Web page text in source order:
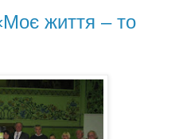
життя – то